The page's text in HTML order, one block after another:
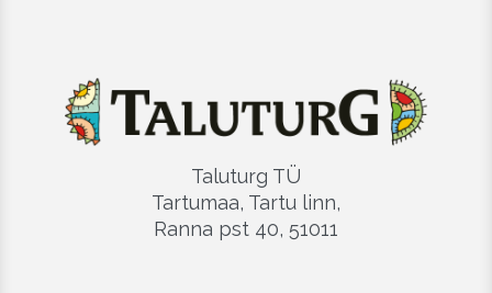
Taluturg TÜ
Tartumaa, Tartu linn,
Ranna pst 40, 51011